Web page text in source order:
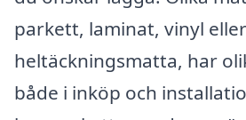
parkett, laminat, vinyl eller
heltäckningsmatta, har
både i inköp och